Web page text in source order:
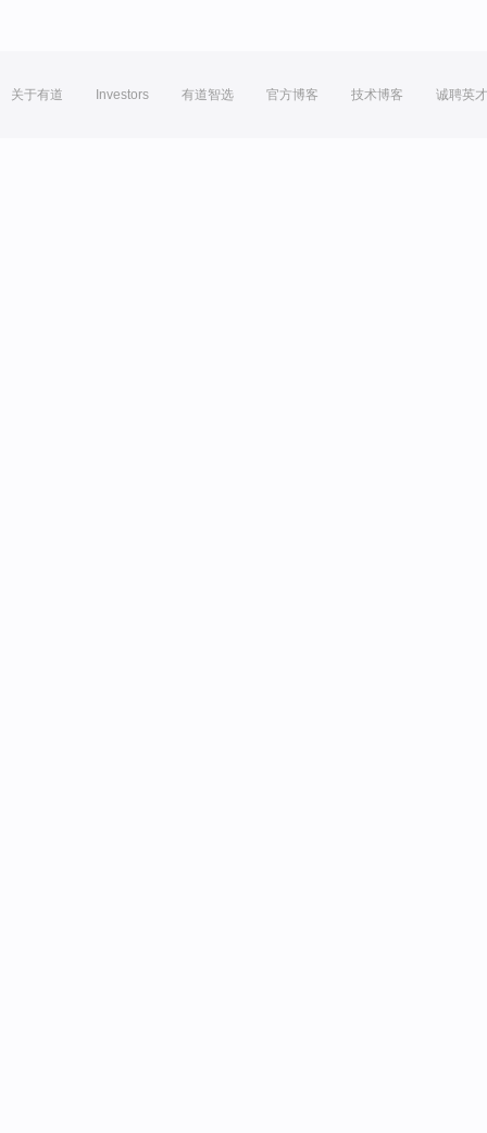
关于有道 Investors 有道智选 官方博客 技术博客 诚聘英才